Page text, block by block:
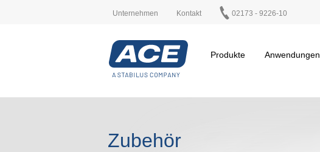
Unternehmen Kontakt 02173 - 9226-10
Produkte
Anwendungen
Zubehör